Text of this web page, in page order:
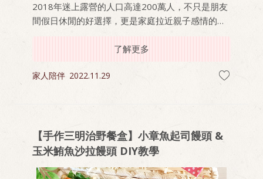
2018年迷上露營的人口高達200萬人，不只是朋友
間假日休閒的好選擇，更是家庭拉近親子感情的最
佳選擇之一。全台各地有不同風格的露營營地滿足
各個需求，不過有一點大家一定很在意，就是「吃
什麼」！
了解更多
家人陪伴 2022.11.29
【手作三明治野餐盒】小章魚起司饅頭 &
玉米鮪魚沙拉饅頭 DIY教學